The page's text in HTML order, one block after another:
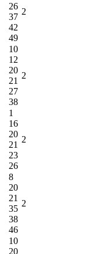
26
37
42
49
2
10
12
20
21
27
38
2
1
16
20
21
23
26
2
8
20
21
35
38
46
2
10
20